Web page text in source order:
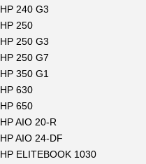
HP 240 G3
HP 250
HP 250 G3
HP 250 G7
HP 350 G1
HP 630
HP 650
HP AIO 20-R
HP AIO 24-DF
HP ELITEBOOK 1030